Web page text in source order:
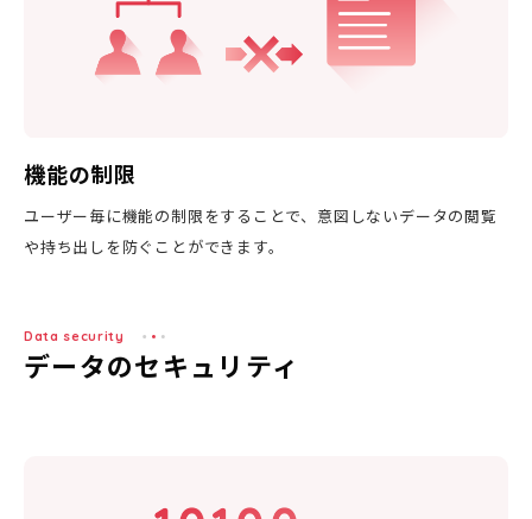
機能の制限
ユーザー毎に機能の制限をすることで、意図しないデータの閲覧
や持ち出しを防ぐことができます。
Data security
データのセキュリティ